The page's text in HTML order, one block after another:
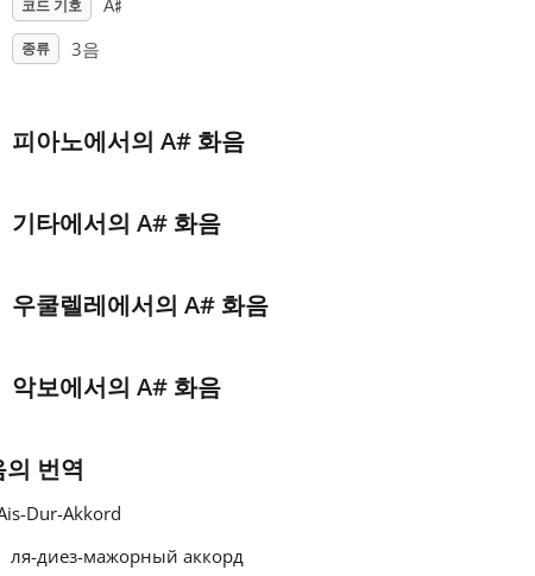
코드 기호 A
종류 3음
피아노에서의 A# 화음
기타에서의 A# 화음
우쿨렐레에서의 A# 화음
악보에서의 A# 화음
번역
Dur-Akkord
ля-диез-мажорный аккорд